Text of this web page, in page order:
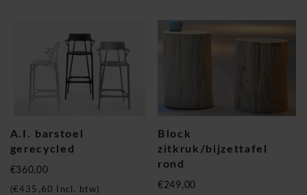
A.I. barstoel
gerecycled
€360,00
(€435,60 Incl. btw)
Block
zitkruk/bijzettafel
rond
€249,00